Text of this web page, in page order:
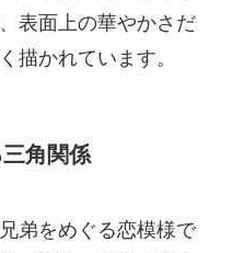
表面上の華やかさだ
描かれています。
角関係
弟をめぐる恋模様で